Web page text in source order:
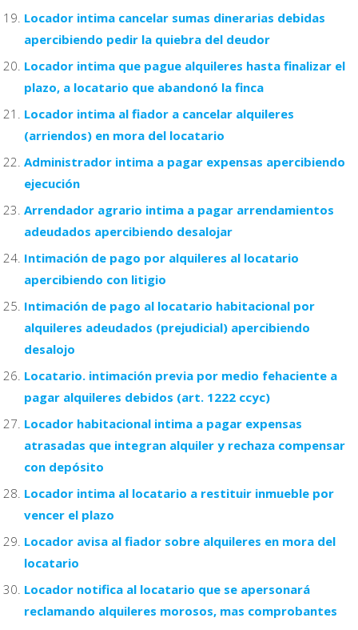
Locador intima cancelar sumas dinerarias debidas
apercibiendo pedir la quiebra del deudor
Locador intima que pague alquileres hasta finalizar el
plazo, a locatario que abandonó la finca
Locador intima al fiador a cancelar alquileres
(arriendos) en mora del locatario
Administrador intima a pagar expensas apercibiendo
ejecución
Arrendador agrario intima a pagar arrendamientos
adeudados apercibiendo desalojar
Intimación de pago por alquileres al locatario
apercibiendo con litigio
Intimación de pago al locatario habitacional por
alquileres adeudados (prejudicial) apercibiendo
desalojo
Locatario. intimación previa por medio fehaciente a
pagar alquileres debidos (art. 1222 ccyc)
Locador habitacional intima a pagar expensas
atrasadas que integran alquiler y rechaza compensar
con depósito
Locador intima al locatario a restituir inmueble por
vencer el plazo
Locador avisa al fiador sobre alquileres en mora del
locatario
Locador notifica al locatario que se apersonará
reclamando alquileres morosos, mas comprobantes